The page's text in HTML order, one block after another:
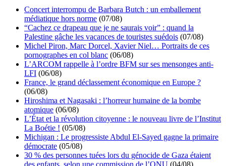
Concert interrompu de Barbara Butch : un emballement
médiatique hors norme (07/08)
“Cachez ce drapeau que je ne saurais voir” : quand la
Palestine gâche les vacances de touristes suédois (07/08)
Michel Piron, Marc Dorcel, Xavier Niel… Portraits de ces
pornographes en col blanc (06/08)
L’ARCOM rappelle à l’ordre BFM sur ses mensonges anti-
LFI (06/08)
France, le grand déclassement économique en Europe ?
(06/08)
Hiroshima et Nagasaki : l’horreur humaine de la bombe
atomique (06/08)
L’État et la révolution citoyenne : le nouveau livre de l’Institut
La Boétie ! (05/08)
Michigan : Le progressiste Abdul El-Sayed gagne la primaire
démocrate (05/08)
30 % des personnes tuées lors du génocide de Gaza étaient
des enfants, selon une commission de l’ONU (04/08)